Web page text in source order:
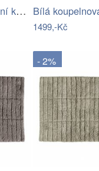
Tmavě zelená textilní koupelnová…
1499,-Kč
- 2%